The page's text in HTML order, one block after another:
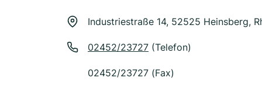
Industriestraße 14, 52525 Heinsberg,
02452/23727 (Telefon)
02452/23727 (Fax)